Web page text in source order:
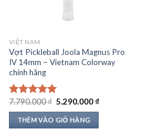
VIỆT NAM
Vợt Pickleball Joola Magnus Pro
IV 14mm – Vietnam Colorway
chính hãng
Được xếp
hạng5.00
5 sao
7.790.000₫ Giá
là:
7.790.000 ₫.
5.290.000₫Giá
5.290.000 ₫.
THÊM VÀO GIỎ HÀNG